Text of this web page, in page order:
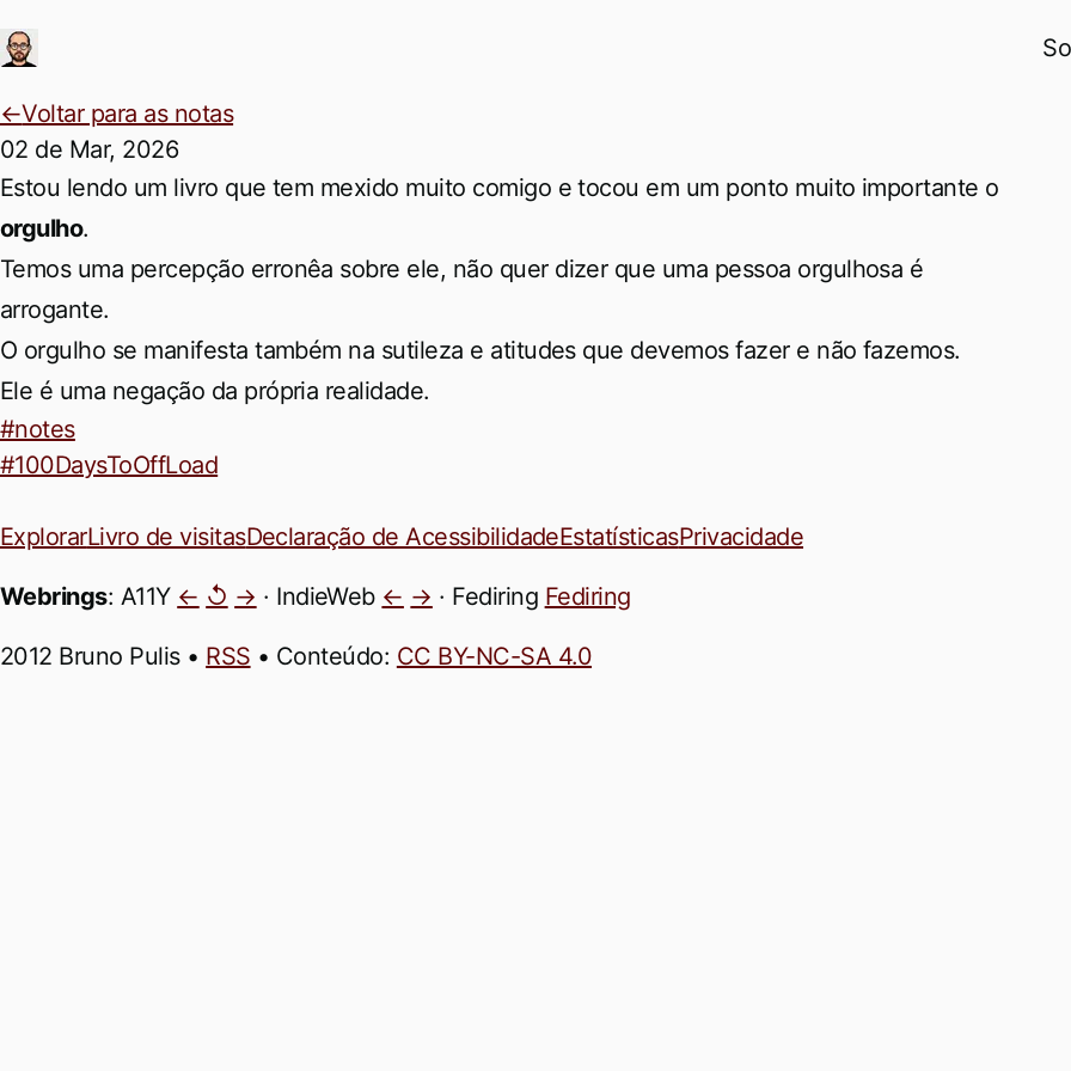
Ir para conteúdo principal
←Voltar para as notas
02 de Mar, 2026Permalink
Estou lendo um livro que tem mexido muito comigo e tocou em um ponto muito importante o
orgulho.
Temos uma percepção erronêa sobre ele, não quer dizer que uma pessoa orgulhosa é
arrogante.
O orgulho se manifesta também na sutileza e atitudes que devemos fazer e não fazemos.
Ele é uma negação da própria realidade.
#notes
#100DaysToOffLoad
ExplorarLivro de visitasDeclaração de AcessibilidadeEstatísticasPrivacidade
Webrings: A11Y ← ↺ → · IndieWeb ← → · Fediring Fediring
2012 Bruno Pulis • RSS • Conteúdo: CC BY-NC-SA 4.0